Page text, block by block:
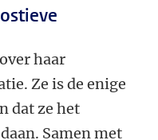
haar
Ze is de enige
dat ze het
Samen met